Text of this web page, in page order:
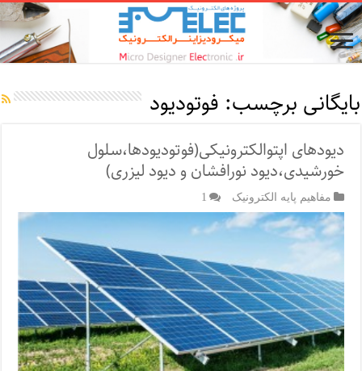
بایگانی برچسب: فوتودیود
دیودهای اپتوالکترونیکی(فوتودیودها،سلول
خورشیدی،دیود نورافشان و دیود لیزری)
مفاهیم پایه الکترونیک 1